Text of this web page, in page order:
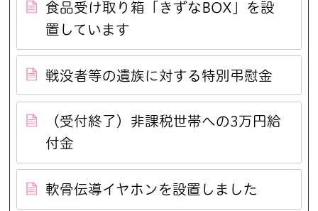
食品受け取り箱「きずなBOX」を設
置しています
戦没者等の遺族に対する特別弔慰金
（受付終了）非課税世帯への3万円給
付金
軟骨伝導イヤホンを設置しました